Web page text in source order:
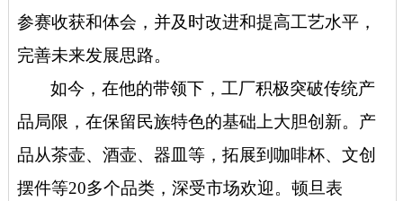
参赛收获和体会，并及时改进和提高工艺水平，
完善未来发展思路。
如今，在他的带领下，工厂积极突破传统产
品局限，在保留民族特色的基础上大胆创新。产
品从茶壶、酒壶、器皿等，拓展到咖啡杯、文创
摆件等20多个品类，深受市场欢迎。 顿旦表